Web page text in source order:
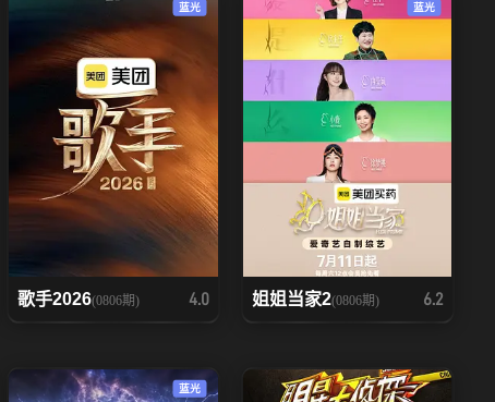
20260110 20260111
20260201
蓝光
歌手2026(0806期) 4.0
蓝光
姐姐当家2(0806期) 6.2
蓝光